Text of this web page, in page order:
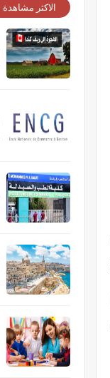
الاكثر مشاهدة